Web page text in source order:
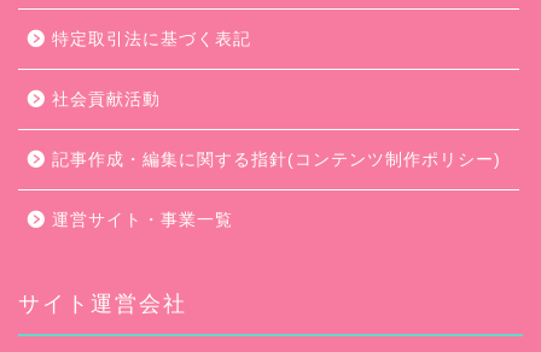
特定取引法に基づく表記
社会貢献活動
記事作成・編集に関する指針(コンテンツ制作ポリシー)
運営サイト・事業一覧
サイト運営会社